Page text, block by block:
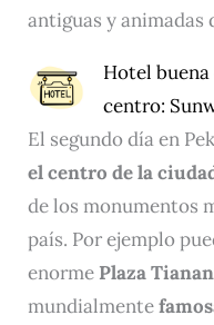
antiguas y animadas
Hotel
centro:
El segundo día en
el centro de la
de los monumentos
país. Por ejemplo
enorme Plaza
mundialmente